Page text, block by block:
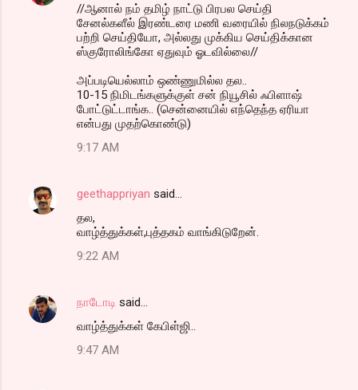
//ஆனால் நம் தமிழ் நாட்டு பிரபல செய்தி
சேனல்களீல் இரண்டரை மணி வரையில் நிலநடுக்கம்
பற்றி செய்தியோ, அல்லது முக்கிய செய்திக்கான
ஸ்குரோலிங்கோ ஏதுவும் ஓடவில்லை//
அப்படியெல்லாம் ஒண்ணுமில்ல தல..
10-15 நிமிடங்களுக்குள் சன் நியூசில் ஃபிளாஷ்
போட்டுட்டாங்க.. (சென்னையில் எந்தெந்த ஏரியா
என்பது முதற்கொண்டு)
9:17 AM
geethappriyan said…
தல,
வாழ்த்துக்கள்,புத்தகம் வாங்கிடுறேன்.
9:22 AM
நாடோடி said…
வாழ்த்துக்க‌ள் கேபிள்ஜி..
9:47 AM